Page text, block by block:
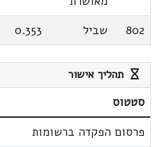
802 שביל 0.353
תהליך אישור
סטטוס
פרסום הפקדה ברשומות